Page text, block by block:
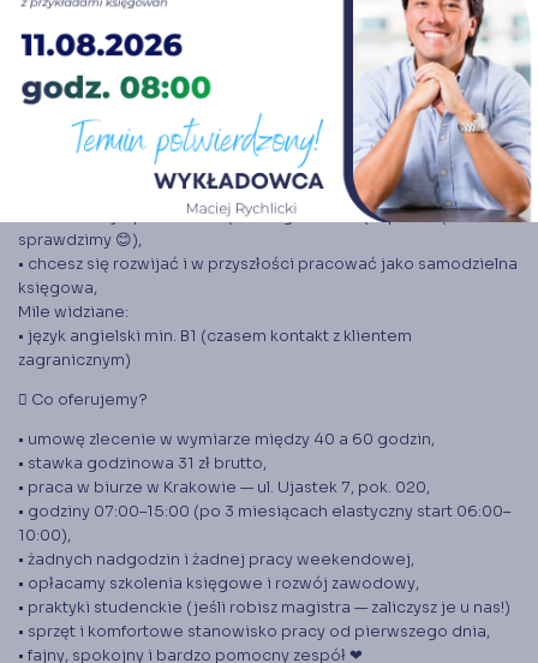
• ukończyła/eś studia licencjackie kierunkowe (finanse /
rachunkowość / ekonomia) lub
skończyła/eś kurs w SKWP,
• znasz podstawy obsługi Comarch Optima,
• MS Excel — potrafisz tworzyć proste tabele i obliczenia,
• MS Word — potrafisz sporządzać pisma urzędowe zgodnie ze
standardami w branży,
• masz cechy opisane w części 1 ogłoszenia (naprawdę to
sprawdzimy 😊),
• chcesz się rozwijać i w przyszłości pracować jako samodzielna
księgowa,
Mile widziane:
• język angielski min. B1 (czasem kontakt z klientem
zagranicznym)
􁲤 Co oferujemy?
• umowę zlecenie w wymiarze między 40 a 60 godzin,
• stawka godzinowa 31 zł brutto,
• praca w biurze w Krakowie — ul. Ujastek 7, pok. 020,
• godziny 07:00–15:00 (po 3 miesiącach elastyczny start 06:00–
10:00),
• żadnych nadgodzin i żadnej pracy weekendowej,
• opłacamy szkolenia księgowe i rozwój zawodowy,
• praktyki studenckie (jeśli robisz magistra — zaliczysz je u nas!)
• sprzęt i komfortowe stanowisko pracy od pierwszego dnia,
• fajny, spokojny i bardzo pomocny zespół ❤